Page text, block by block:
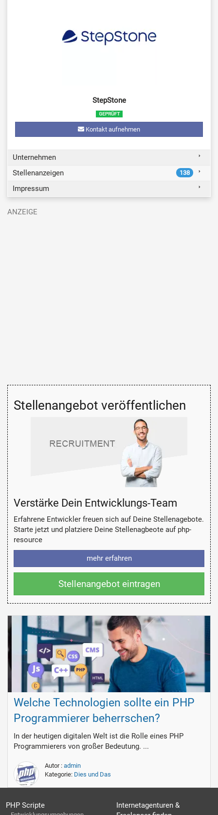
StepStone
Kontakt aufnehmen
Unternehmen
Stellenanzeigen
138
Impressum
Stellenangebot veröffentlichen
Verstärke Dein Entwicklungs-Team
Erfahrene Entwickler freuen sich auf Deine Stellenagebote.
Starte jetzt und platziere Deine Stellenagbeote auf php-
resource
mehr erfahren
Stellenangebot eintragen
Welche Technologien sollte ein PHP
Programmierer beherrschen?
In der heutigen digitalen Welt ist die Rolle eines PHP
Programmierers von großer Bedeutung. ...
Autor : admin
Kategorie: Dies und Das
PHP Scripte
Internetagenturen &